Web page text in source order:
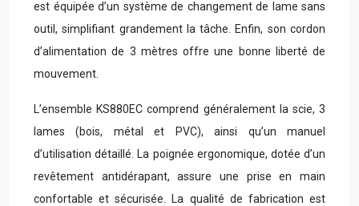
est équipée d’un système de changement de lame sans
outil, simplifiant grandement la tâche. Enfin, son cordon
d’alimentation de 3 mètres offre une bonne liberté de
mouvement.
L’ensemble KS880EC comprend généralement la scie, 3
lames (bois, métal et PVC), ainsi qu’un manuel
d’utilisation détaillé. La poignée ergonomique, dotée d’un
revêtement antidérapant, assure une prise en main
confortable et sécurisée. La qualité de fabrication est